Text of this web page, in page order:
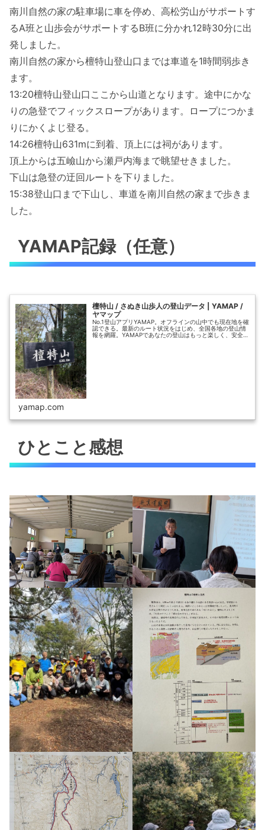
南川自然の家の駐車場に車を停め、高松労山がサポートす
るA班と山歩会がサポートするB班に分かれ12時30分に出
発しました。
南川自然の家から檀特山登山口までは車道を1時間弱歩き
ます。
13:20檀特山登山口ここから山道となります。途中にかな
りの急登でフィックスロープがあります。ロープにつかま
りにかくよじ登る。
14:26檀特山631mに到着、頂上には祠があります。
頂上からは五嶮山から瀬戸内海まで眺望せきました。
下山は急登の迂回ルートを下りました。
15:38登山口まで下山し、車道を南川自然の家まで歩きま
した。
YAMAP記録（任意）
檀特山 / さぬき山歩人の登山データ | YAMAP /
ヤマップ
No.1登山アプリYAMAP。オフラインの山中でも現在地を確
認できる。最新のルート状況をはじめ、全国各地の登山情
報を網羅。YAMAPであなたの登山はもっと楽しく、安全
yamap.com
ひとこと感想